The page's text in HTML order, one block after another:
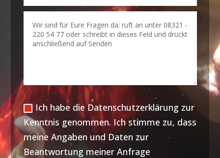
Ich habe die Datenschutzerklärung zur
Kenntnis genommen. Ich stimme zu, dass
meine Angaben und Daten zur
Beantwortung meiner Anfrage